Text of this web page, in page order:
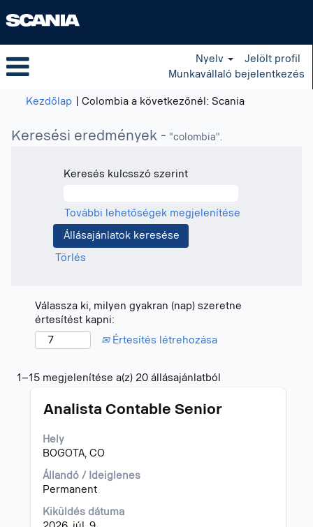
Nyelv
Jelölt profil
Munkavállaló bejelentkezés
Kezdőlap Colombia a következőnél: Scania(aktuális
Keresési eredmények - "colombia".
Keresés kulcsszó szerint
További lehetőségek megjelenítése
Törlés
Válassza ki, milyen gyakran (nap) szeretne
értesítést kapni:
Értesítés létrehozása
1–15 megjelenítése a(z) 20 állásajánlatból
-
Cím
Analista Contable Senior
Hely
BOGOTA, CO
Állandó / Ideiglenes
Permanent
Kiküldés dátuma
Jelölje
a
szóköz
billentyűvel
az
állásinformáció
tartalmának